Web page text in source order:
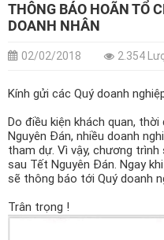
Tài khoản *
Mật khẩu *
Công ty *
THÔNG BÁO HOÃN TỔ
DOANH NHÂN
02/02/2018 2.354
Kính gửi các Quý doanh
Do điều kiện khách quan,
Nguyên Đán, nhiều doanh
tham dự. Vì vậy, chương
sau Tết Nguyên Đán. Ngay
sẽ thông báo tới Quý doanh
Trân trọng !